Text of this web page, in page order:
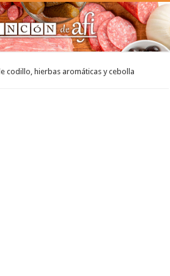
codillo, hierbas aromáticas y cebolla